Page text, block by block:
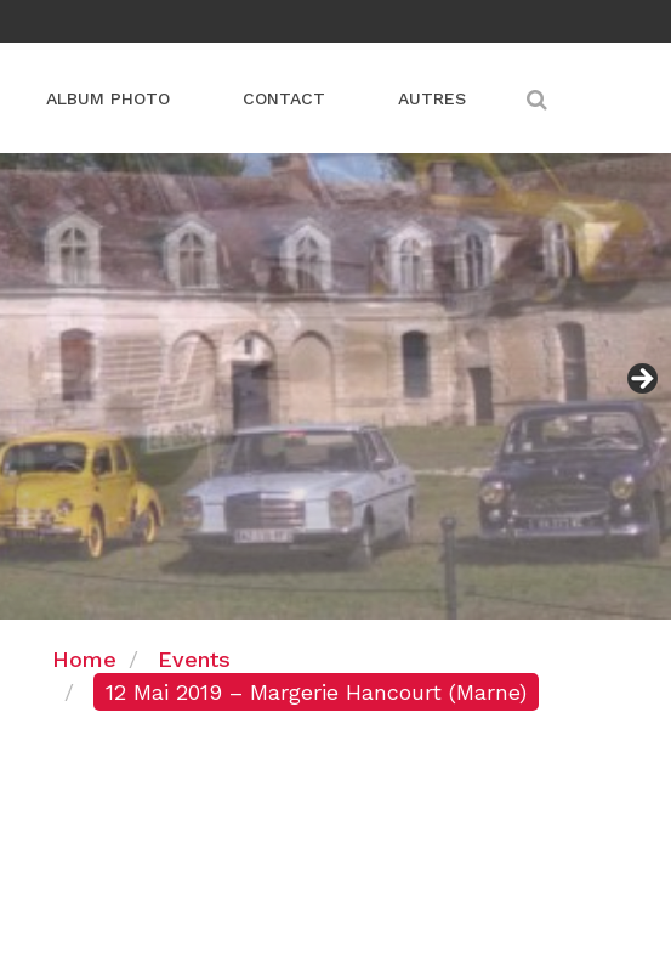
ALBUM PHOTO CONTACT AUTRES
Home
Events
12 Mai 2019 – Margerie Hancourt (Marne)